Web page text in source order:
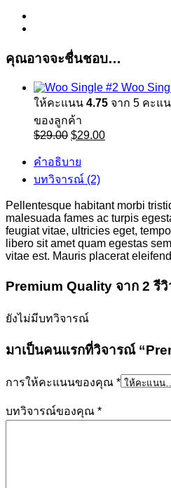
คุณอาจจะชื่นชอบ…
Woo
ให้คะแนน 4.75 จาก 5 คะแ
ของลูกค้า
$29.00 Original
was:
$29.00.
$29.00Current
คำอธิบาย
บทวิจารณ์ (2)
Pellentesque habitant morbi
malesuada fames ac turpis
feugiat vitae, ultricies eget,
libero sit amet quam egestas
vitae est. Mauris placerat
Premium Quality จาก 2 รีวิ
ยังไม่มีบทวิจารณ์
มาเป็นคนแรกที่วิจารณ์
การให้คะแนนของคุณ *
บทวิจารณ์ของคุณ *